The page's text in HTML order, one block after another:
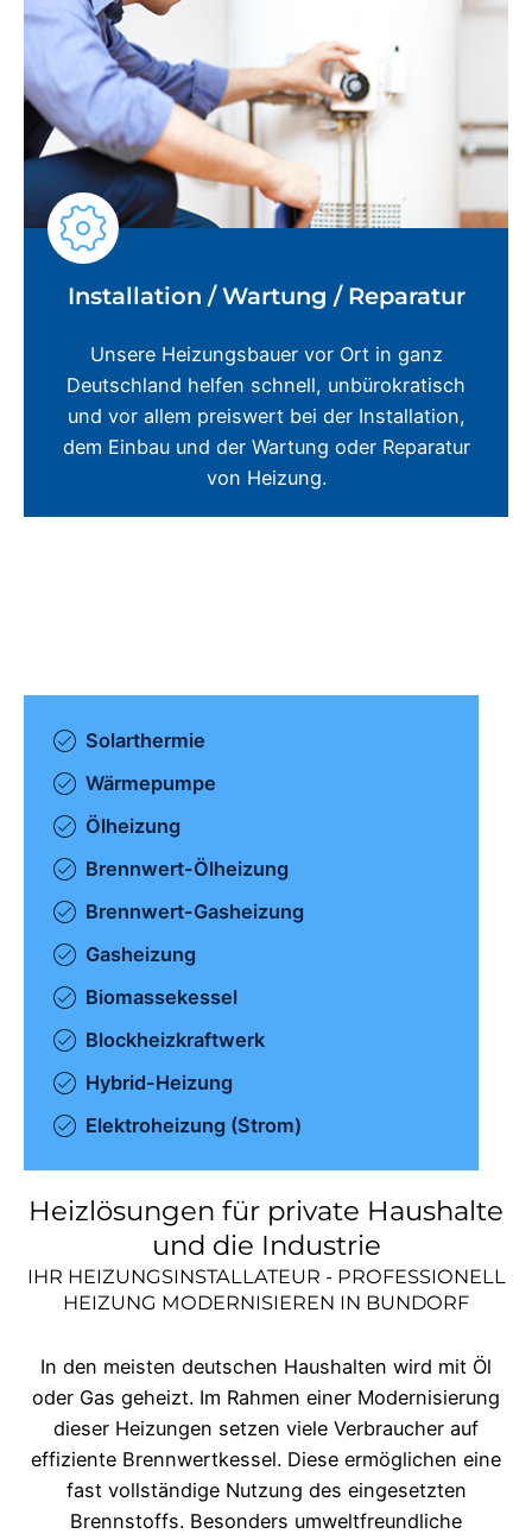
Installation / Wartung / Reparatur
Unsere Heizungsbauer vor Ort in ganz
Deutschland helfen schnell, unbürokratisch
und vor allem preiswert bei der Installation,
dem Einbau und der Wartung oder Reparatur
von Heizung.
Solarthermie
Wärmepumpe
Ölheizung
Brennwert-Ölheizung
Brennwert-Gasheizung
Gasheizung
Biomassekessel
Blockheizkraftwerk
Hybrid-Heizung
Elektroheizung (Strom)
Heizlösungen für private Haushalte
und die Industrie
IHR HEIZUNGSINSTALLATEUR - PROFESSIONELL
HEIZUNG MODERNISIEREN IN BUNDORF
In den meisten deutschen Haushalten wird mit Öl
oder Gas geheizt. Im Rahmen einer Modernisierung
dieser Heizungen setzen viele Verbraucher auf
effiziente Brennwertkessel. Diese ermöglichen eine
fast vollständige Nutzung des eingesetzten
Brennstoffs. Besonders umweltfreundliche